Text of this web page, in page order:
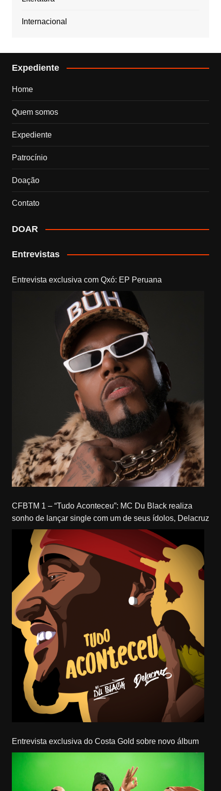
Internacional
Expediente
Home
Quem somos
Expediente
Patrocínio
Doação
Contato
DOAR
Entrevistas
Entrevista exclusiva com Qxó: EP Peruana
CFBTM 1 – “Tudo Aconteceu”: MC Du Black realiza
sonho de lançar single com um de seus ídolos, Delacruz
Entrevista exclusiva do Costa Gold sobre novo álbum